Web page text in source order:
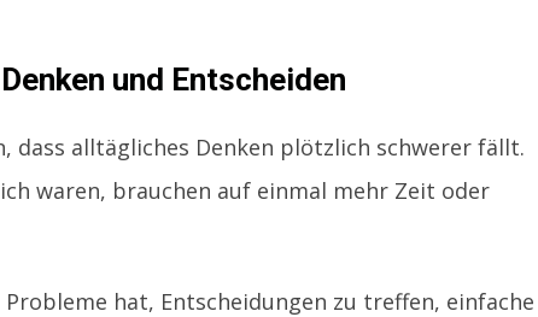
und Entscheiden
dass alltägliches Denken plötzlich schwerer fällt.
waren, brauchen auf einmal mehr Zeit oder
hat, Entscheidungen zu treffen, einfache